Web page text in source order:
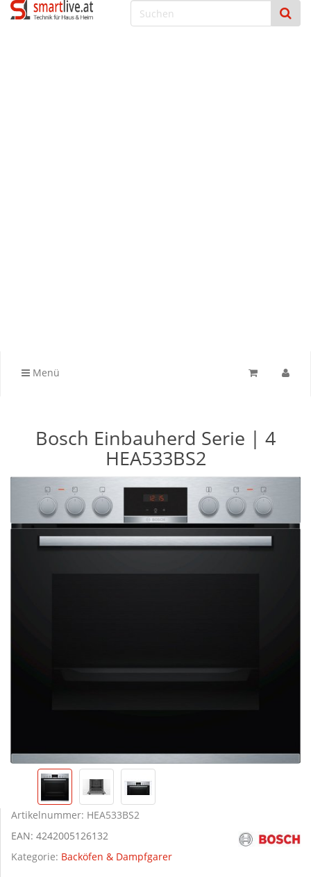
Menü
Bosch Einbauherd Serie | 4
HEA533BS2
Artikelnummer: HEA533BS2
EAN: 4242005126132
Kategorie: Backöfen & Dampfgarer